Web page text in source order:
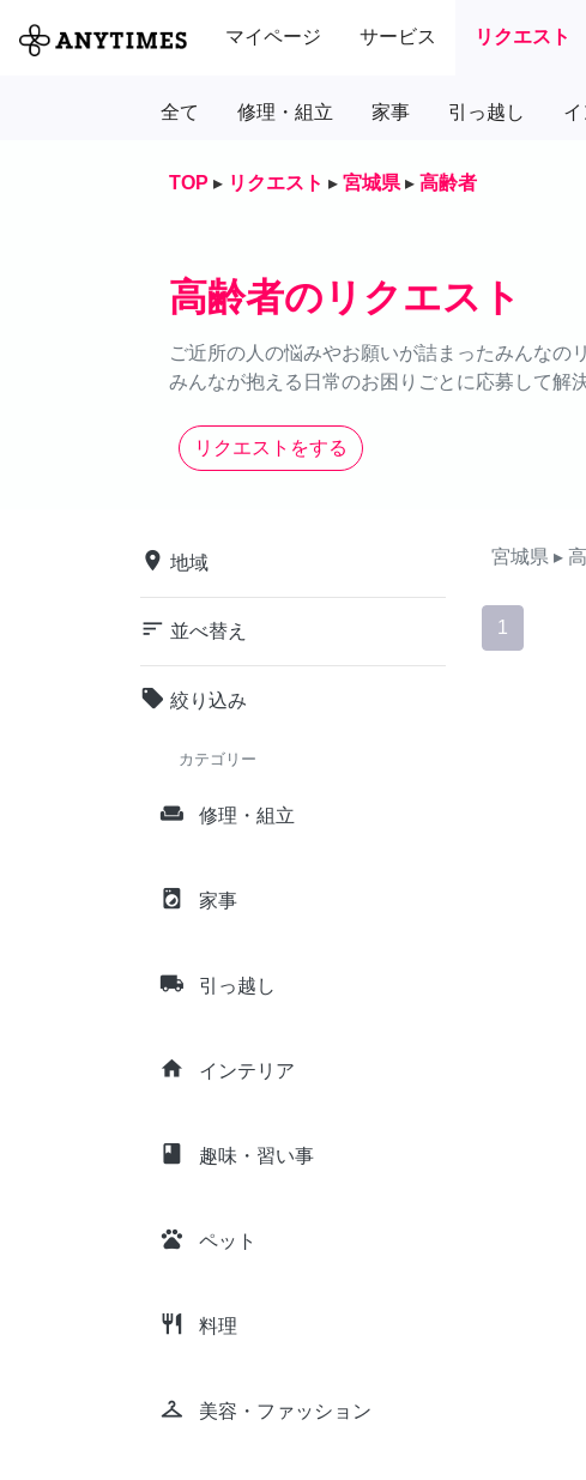
マイページ サービス リクエスト
全て 修理・組立 家事 引っ越し
TOP ▸ リクエスト ▸ 宮城県 ▸ 高齢者
高齢者のリクエスト
ご近所の人の悩みやお願いが詰まったみんなの
みんなが抱える日常のお困りごとに応募して解
リクエストをする
place 地域
sort 並べ替え
local_offer 絞り込み
カテゴリー
weekend 修理・組立
local_laundry_service 家事
local_shipping 引っ越し
home インテリア
class 趣味・習い事
pets ペット
restaurant 料理
checkroom 美容・ファッション
宮城県 ▸
1